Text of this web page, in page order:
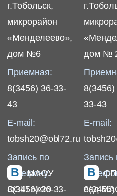
г.Тобольск,
микрорайон
«Менделеево»,
дом №6
Приемная:
8(3456) 36-33-
43
E-mail:
tobsh20@obl72.ru
Запись по
телефону:
8(3456) 36-33-
МАОУ
СОШ №20
дом №
8(3456)
33-43
E-mail:
Запись
8(3456)
СП
сад